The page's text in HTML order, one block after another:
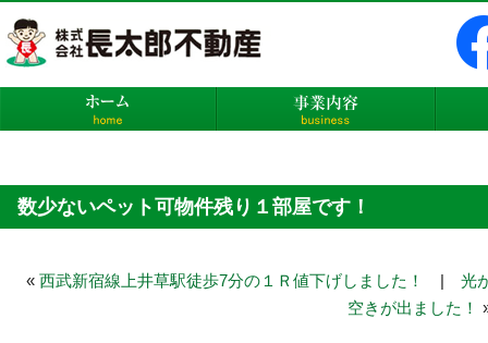
数少ないペット可物件残り１部屋です！
« 西武新宿線上井草駅徒歩7分の１Ｒ値下げしました！ | 光
空きが出ました！